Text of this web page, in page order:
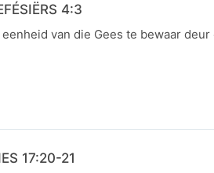
4:3
van die Gees te bewaar deur
17:20-21